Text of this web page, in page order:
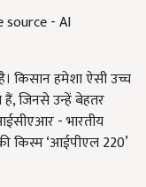
source - AI
किसान हमेशा ऐसी उच्च
हैं, जिनसे उन्हें बेहतर
- भारतीय
किस्म ‘आईपीएल 220’